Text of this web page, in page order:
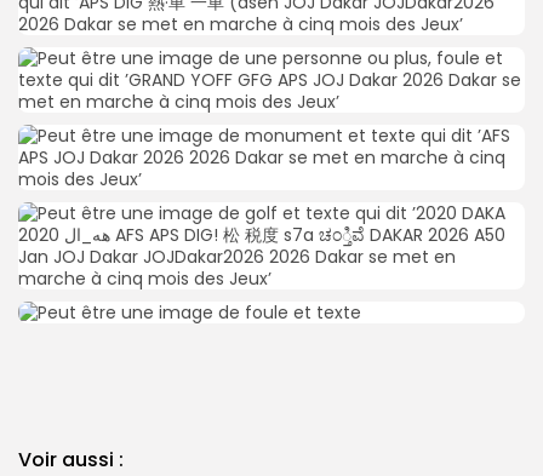
Voir aussi :